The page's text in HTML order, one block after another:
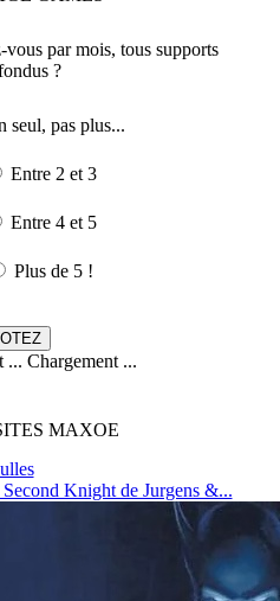
par mois, tous supports
?
seul, pas plus...
Entre 2 et 3
Entre 4 et 5
Plus de 5 !
Chargement ...
MAXOE
Knight de Jurgens &...